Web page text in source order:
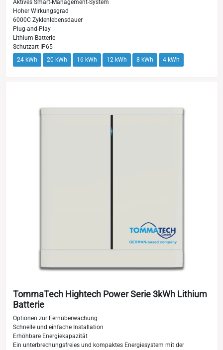
Aktives Smart-Management-System
Hoher Wirkungsgrad
6000C Zyklenlebensdauer
Plug-and-Play
Lithium-Batterie
Schutzart IP65
24 kWh
20 kWh 16 kWh 12 kWh 8 kWh 4 kWh
TommaTech Hightech Power Serie 3kWh Lithium
Batterie
Optionen zur Fernüberwachung
Schnelle und einfache Installation
Erhöhbare Energiekapazität
Ein unterbrechungsfreies und kompaktes Energiesystem mit der